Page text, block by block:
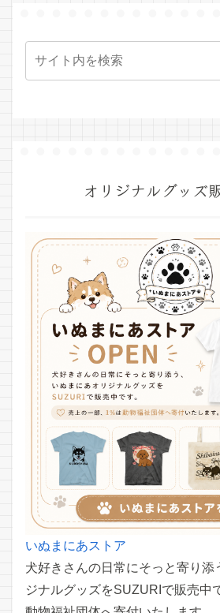
オリジナルグッズ
いぬまにあストア
犬好きさんの日常にそっと寄り添
ジナルグッズをSUZURIで販売中